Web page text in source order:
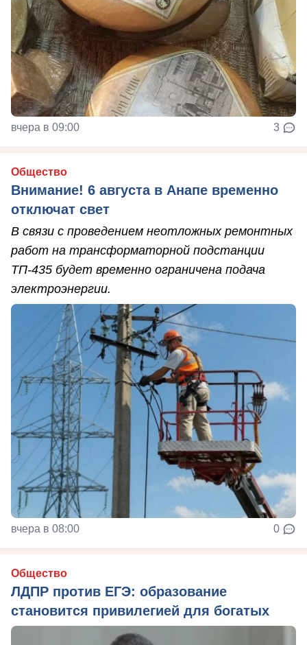
вчера в 09:00 3
Общество
Внимание! 6 августа в Анапе временно
отключат свет
В связи с проведением неотложных ремонтных
работ на трансформаторной подстанции
ТП-435 будет временно ограничена подача
электроэнергии.
вчера в 08:00 0
Общество
ЛДПР против ЕГЭ: образование
становится привилегией для богатых